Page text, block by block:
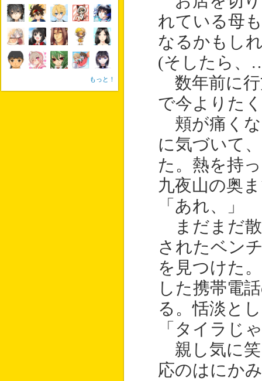
れている母
なるかもし
(そしたら
数年前に行
で今よりた
頬が痛くな
に気づいて
た。熱を持
九夜山の奥
「あれ、」
まだまだ散
されたベン
を見つけた
した携帯電
る。恬淡と
「タイラじ
親し気に笑
応のはにか
もっと！